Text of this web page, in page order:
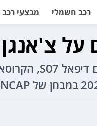
רכב חשמלי מבצעי רכב
צ'אנגן